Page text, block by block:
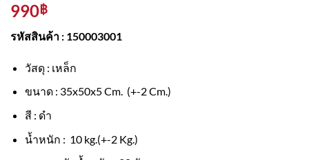
990฿
รหัสสินค้า : 150003001
วัสดุ : เหล็ก
ขนาด : 35x50x5 Cm. (+-2 Cm.)
สี : ดำ
น้ำหนัก : 10 kg.(+-2 Kg.)